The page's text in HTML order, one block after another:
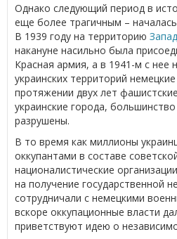
Однако следующий период в
еще более трагичным –
В 1939 году на территорию
накануне насильно была
Красная армия, а в 1941-м с нее
украинских территорий
протяжении двух лет
украинские города,
разрушены.
В то время как миллионы
оккупантами в составе
националистические
на получение государственной
сотрудничали с немецкими
вскоре оккупационные власти
приветствуют идею о